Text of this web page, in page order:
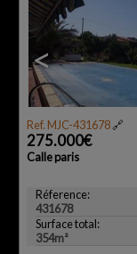
<
Ref. MJC-431678🔗
275.000€
Calle paris
Réference:
431678
Surface total:
354m²